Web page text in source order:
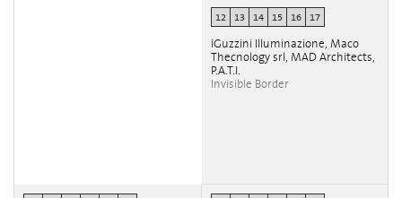
12 13 14 15 16 17
iGuzzini Illuminazione, Maco
Thecnology srl, MAD Architects,
P.A.T.I.
Invisible Border